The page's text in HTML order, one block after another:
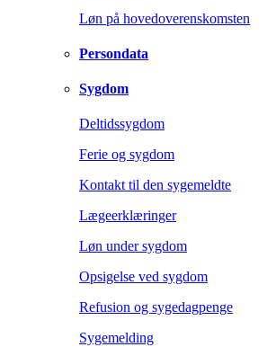
Løn på hovedoverenskomsten
Persondata
Sygdom
Deltidssygdom
Ferie og sygdom
Kontakt til den sygemeldte
Lægeerklæringer
Løn under sygdom
Opsigelse ved sygdom
Refusion og sygedagpenge
Sygemelding